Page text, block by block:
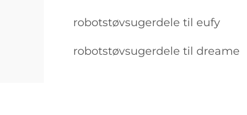
robotstøvsugerdele til eufy
robotstøvsugerdele til dreame